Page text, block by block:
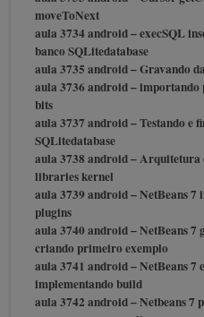
moveToNext
aula 3734 android – execSQL
banco SQLitedatabase
aula 3735 android – Gravando
aula 3736 android – importando
bits
aula 3737 android – Testando e
SQLitedatabase
aula 3738 android –
libraries kernel
aula 3739 android – NetBeans 7
plugins
aula 3740 android – NetBeans 7
criando primeiro exemplo
aula 3741 android – NetBeans 7
implementando build
aula 3742 android – Netbeans 7